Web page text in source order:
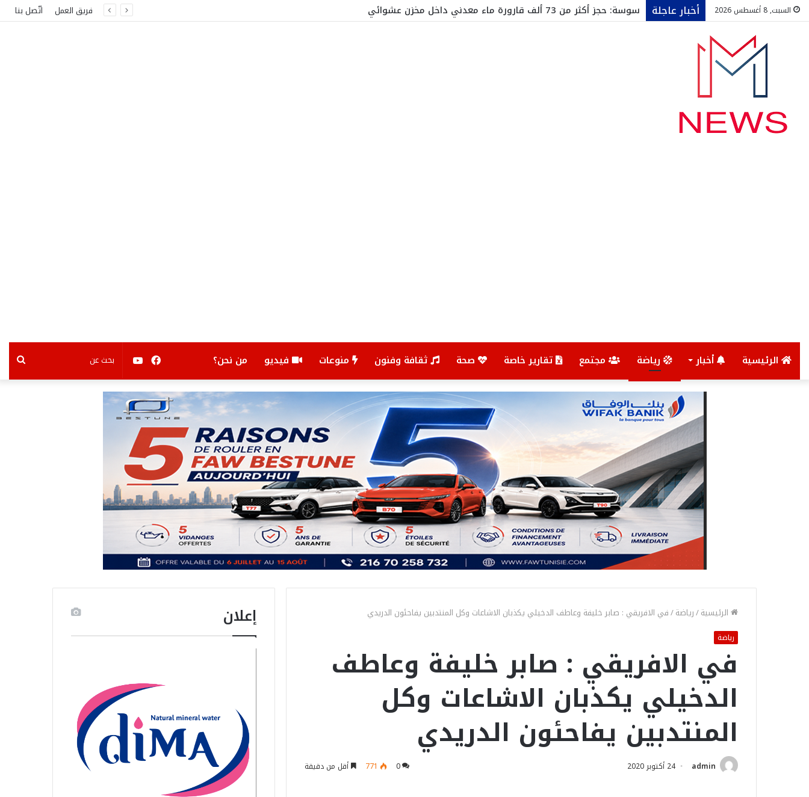
السبت, 8 أغسطس 2026 أخبار عاجلة سوسة: حجز أكثر من 73 ألف قارورة ماء معدني داخل مخزن عشوائي فريق العمل اتّصل بنا
الرئيسية أخبار رياضة مجتمع تقارير خاصة صحة ثقافة وفنون منوعات فيديو من نحن؟ بحث يوتيوبفيسبوك
الرئيسية/رياضة/في الافريقي : صابر خليفة وعاطف الدخيلي يكذبان الاشاعات وكل المنتدبين يفاحئون الدريدي
رياضة
في الافريقي : صابر خليفة وعاطف
الدخيلي يكذبان الاشاعات وكل
المنتدبين يفاحئون الدريدي
admin 24 أكتوبر 2020 0
771 أقل من دقيقة
إعلان